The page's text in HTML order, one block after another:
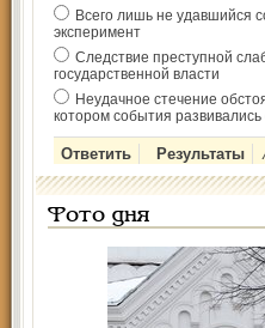
Всего лишь не удавшийся
эксперимент
Следствие преступной
государственной власти
Неудачное стечение
котором события
Фото дня